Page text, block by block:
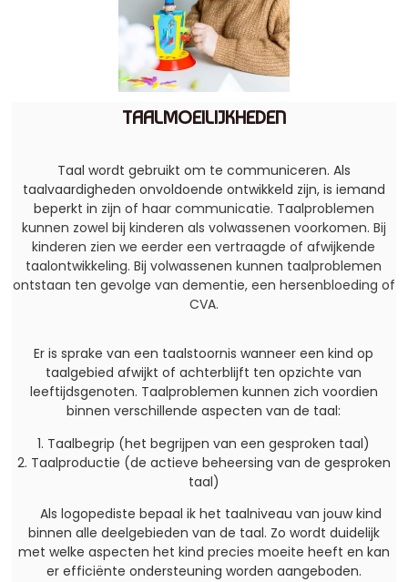
TAALMOEILIJKHEDEN
Taal wordt gebruikt om te communiceren. Als
taalvaardigheden onvoldoende ontwikkeld zijn, is iemand
beperkt in zijn of haar communicatie. Taalproblemen
kunnen zowel bij kinderen als volwassenen voorkomen. Bij
kinderen zien we eerder een vertraagde of afwijkende
taalontwikkeling. Bij volwassenen kunnen taalproblemen
ontstaan ten gevolge van dementie, een hersenbloeding of
CVA.
Er is sprake van een taalstoornis wanneer een kind op
taalgebied afwijkt of achterblijft ten opzichte van
leeftijdsgenoten. Taalproblemen kunnen zich voordien
binnen verschillende aspecten van de taal:
1. Taalbegrip (het begrijpen van een gesproken taal)
2. Taalproductie (de actieve beheersing van de gesproken
taal)
Als logopediste bepaal ik het taalniveau van jouw kind
binnen alle deelgebieden van de taal. Zo wordt duidelijk
met welke aspecten het kind precies moeite heeft en kan
er efficiënte ondersteuning worden aangeboden.